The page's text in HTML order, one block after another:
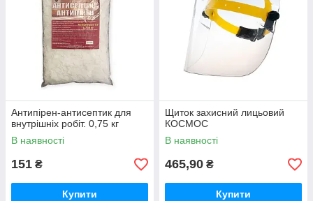
Антипірен-антисептик для
внутрішніх робіт. 0,75 кг
В наявності
151 ₴
Купити
Щиток захисний лицьовий
КОСМОС
В наявності
465,90 ₴
Купити